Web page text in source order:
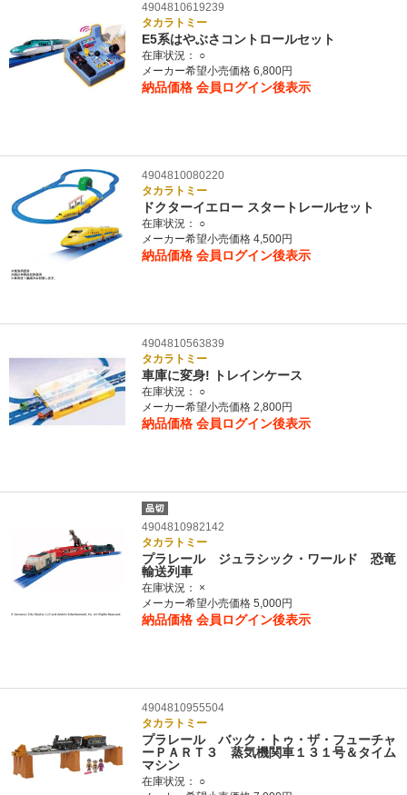
4904810619239
タカラトミー
E5系はやぶさコントロールセット
在庫状況：
○
メーカー希望小売価格 6,800円
納品価格 会員ログイン後表示
4904810080220
タカラトミー
ドクターイエロー スタートレールセット
在庫状況：
○
メーカー希望小売価格 4,500円
納品価格 会員ログイン後表示
4904810563839
タカラトミー
車庫に変身! トレインケース
在庫状況：
○
メーカー希望小売価格 2,800円
納品価格 会員ログイン後表示
4904810982142
タカラトミー
プラレール ジュラシック・ワールド 恐竜
輸送列車
在庫状況：
×
メーカー希望小売価格 5,000円
納品価格 会員ログイン後表示
4904810955504
タカラトミー
プラレール バック・トゥ・ザ・フューチャ
ーＰＡＲＴ３ 蒸気機関車１３１号＆タイム
マシン
在庫状況：
○